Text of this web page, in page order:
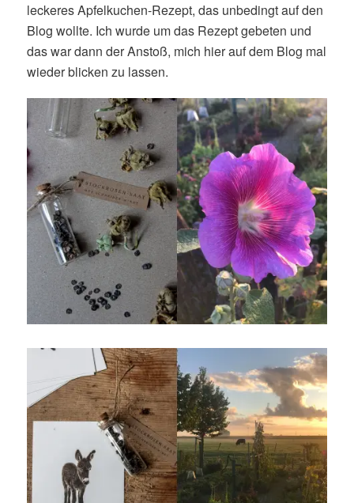
leckeres Apfelkuchen-Rezept, das unbedingt auf den
Blog wollte. Ich wurde um das Rezept gebeten und
das war dann der Anstoß, mich hier auf dem Blog mal
wieder blicken zu lassen.